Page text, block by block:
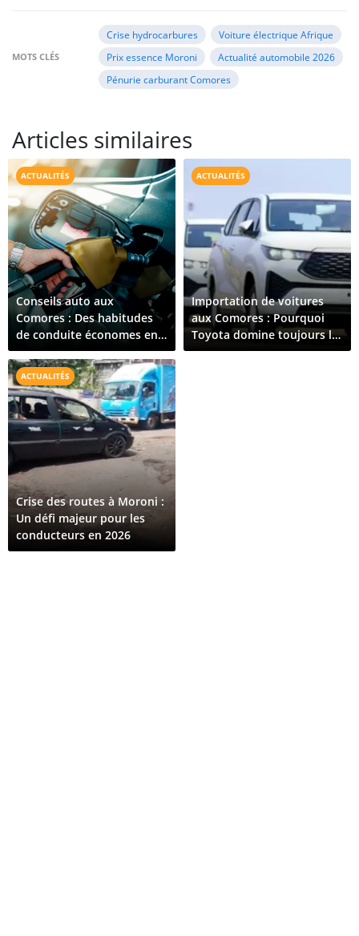
MOTS CLÉS
Crise hydrocarbures
Voiture électrique Afrique
Prix essence Moroni
Actualité automobile 2026
Pénurie carburant Comores
Articles similaires
ACTUALITÉS
Conseils auto aux
Comores : Des habitudes
de conduite économes en
carburant qui fonctionnent
vraiment
ACTUALITÉS
Importation de voitures
aux Comores : Pourquoi
Toyota domine toujours le
marché en 2026 ?
ACTUALITÉS
Crise des routes à Moroni :
Un défi majeur pour les
conducteurs en 2026